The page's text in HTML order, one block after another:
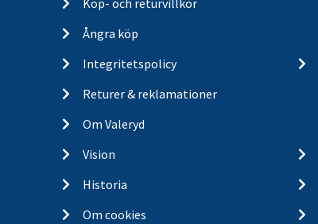
Köp- och returvillkor
Ångra köp
Integritetspolicy
Returer & reklamationer
Om Valeryd
Vision
Historia
Om cookies